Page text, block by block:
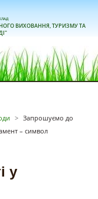
ВИХОВАННЯ, ТУРИЗМУ ТА
> Запрошуємо до
– символ
у